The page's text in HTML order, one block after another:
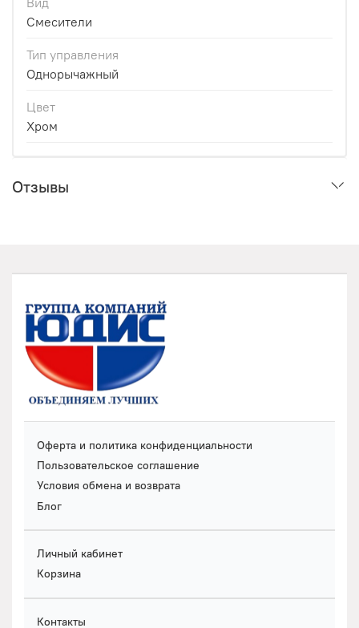
Смесители
Тип управления
Однорычажный
Цвет
Хром
Отзывы
Оферта и политика конфиденциальности
Пользовательское соглашение
Условия обмена и возврата
Блог
Личный кабинет
Корзина
Контакты